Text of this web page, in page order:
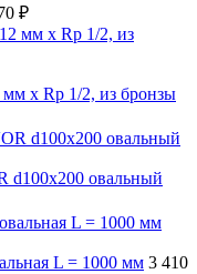
₽
мм х Rp 1/2, из бронзы
d100x200 овальный
L = 1000 мм 3 410